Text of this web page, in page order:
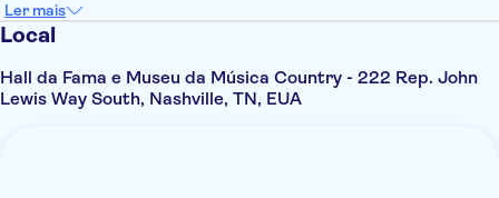
Ler mais
Local
Hall da Fama e Museu da Música Country - 222 Rep. John
Lewis Way South, Nashville, TN, EUA